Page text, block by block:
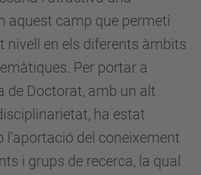
aquest camp que permeti
nivell en els diferents àmbits
Per portar a
de Doctorat, amb un alt
ha estat
del coneixement
i grups de recerca, la qual